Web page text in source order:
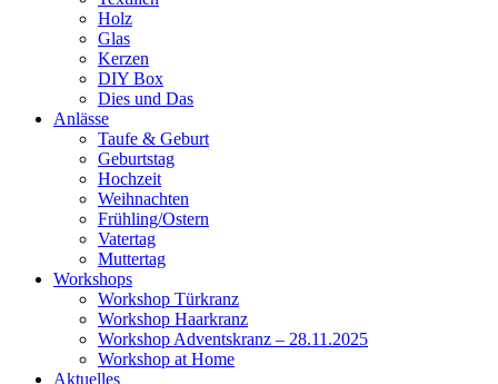
Holz
Glas
Kerzen
DIY Box
Dies und Das
Anlässe
Taufe & Geburt
Geburtstag
Hochzeit
Weihnachten
Frühling/Ostern
Vatertag
Muttertag
Workshops
Workshop Türkranz
Workshop Haarkranz
Workshop Adventskranz – 28.11.2025
Workshop at Home
Aktuelles